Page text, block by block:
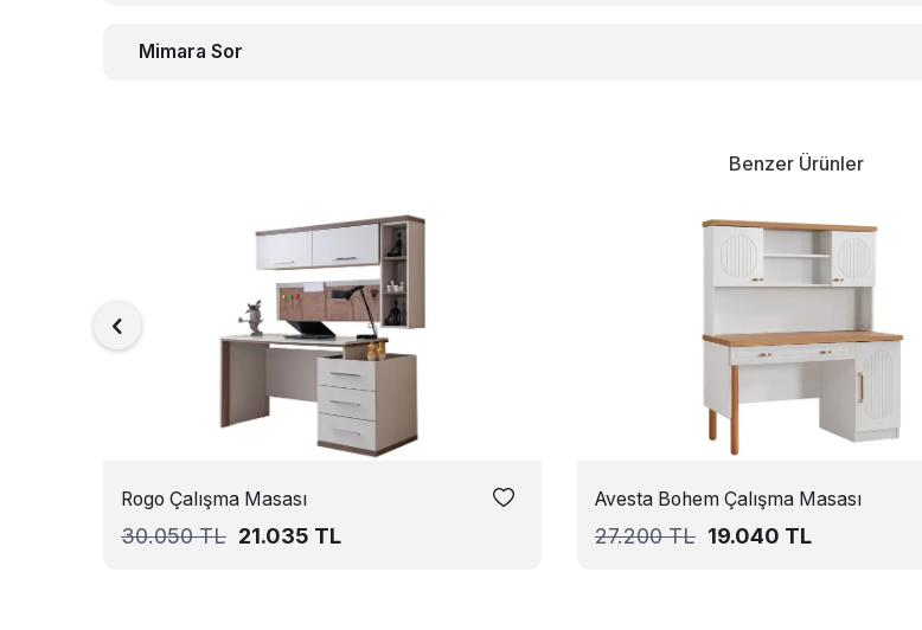
Mimara Sor
Benzer Ürünler
Rogo Çalışma Masası
30.050TL 21.035 TL
Avesta Bohem Çalışma Masası
27.200TL 19.040 TL